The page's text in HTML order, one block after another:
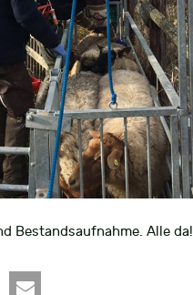
Bestandsaufnahme. Alle da!